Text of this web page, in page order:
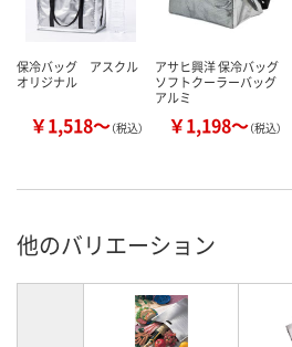
保冷バッグ アスクル
オリジナル
￥1,518～（税込）
アサヒ興洋 保冷バッグ
ソフトクーラーバッグ
アルミ
￥1,198～（税込）
他のバリエーション